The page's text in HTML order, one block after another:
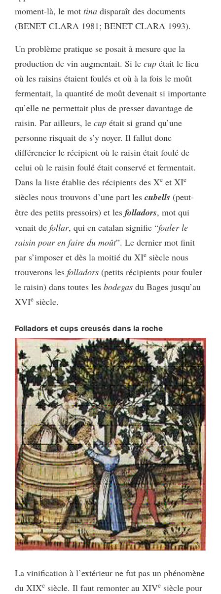
moment-là, le mot tina disparaît des documents
(BENET CLARA 1981; BENET CLARA 1993).
Un problème pratique se posait à mesure que la
production de vin augmentait. Si le cup était le lieu
où les raisins étaient foulés et où à la fois le moût
fermentait, la quantité de moût devenait si importante
qu’elle ne permettait plus de presser davantage de
raisin. Par ailleurs, le cup était si grand qu’une
personne risquait de s’y noyer. Il fallut donc
différencier le récipient où le raisin était foulé de
celui où le raisin foulé était conservé et fermentait.
Dans la liste établie des récipients des Xe et XIe
siècles nous trouvons d’une part les cubells (peut-
être des petits pressoirs) et les folladors, mot qui
venait de follar, qui en catalan signifie “fouler le
raisin pour en faire du moût”. Le dernier mot finit
par s’imposer et dès la moitié du XIe siècle nous
trouverons les folladors (petits récipients pour fouler
le raisin) dans toutes les bodegas du Bages jusqu’au
XVIe siècle.
Folladors et cups creusés dans la roche
La vinification à l’extérieur ne fut pas un phénomène
du XIXe siècle. Il faut remonter au XIVe siècle pour